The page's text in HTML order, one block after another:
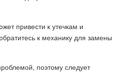
привести к утечкам и
к механику для замены
поэтому следует